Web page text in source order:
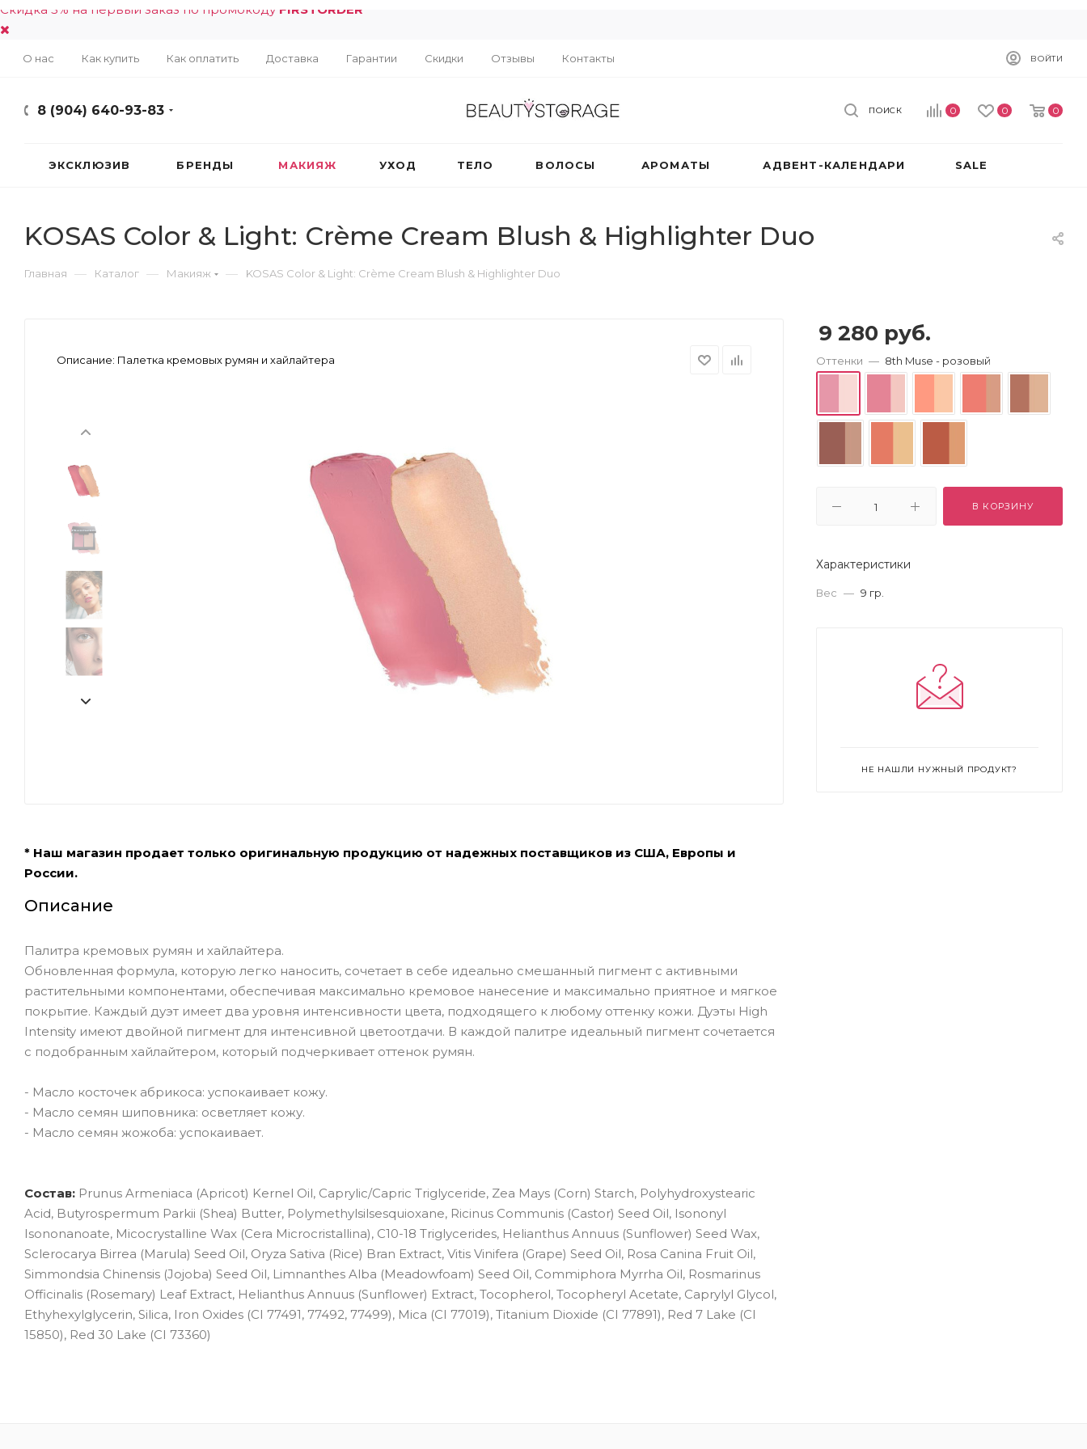
Скидка 5% на первый заказ по промокоду FIRSTORDER
О нас Как купить Как оплатить Доставка Гарантии Скидки Отзывы Контакты ВОЙТИ
8 (904) 640-93-83 0 0 0
ПОИСК
ЭКСКЛЮЗИВ БРЕНДЫ МАКИЯЖ УХОД ТЕЛО ВОЛОСЫ АРОМАТЫ АДВЕНТ-КАЛЕНДАРИ SALE
KOSAS Color & Light: Crème Cream Blush & Highlighter Duo
Главная — Каталог — Макияж — KOSAS Color & Light: Crème Cream Blush & Highlighter Duo
Описание: Палетка кремовых румян и хайлайтера
* Наш магазин продает только оригинальную продукцию от надежных поставщиков из США, Европы и
России.
Описание
Палитра кремовых румян и хайлайтера.
Обновленная формула, которую легко наносить, сочетает в себе идеально смешанный пигмент с активными
растительными компонентами, обеспечивая максимально кремовое нанесение и максимально приятное и мягкое
покрытие. Каждый дуэт имеет два уровня интенсивности цвета, подходящего к любому оттенку кожи. Дуэты High
Intensity имеют двойной пигмент для интенсивной цветоотдачи. В каждой палитре идеальный пигмент сочетается
с подобранным хайлайтером, который подчеркивает оттенок румян.
- Масло косточек абрикоса: успокаивает кожу.
- Масло семян шиповника: осветляет кожу.
- Масло семян жожоба: успокаивает.
Состав: Prunus Armeniaca (Apricot) Kernel Oil, Caprylic/Capric Triglyceride, Zea Mays (Corn) Starch, Polyhydroxystearic
Acid, Butyrospermum Parkii (Shea) Butter, Polymethylsilsesquioxane, Ricinus Communis (Castor) Seed Oil, Isononyl
Isononanoate, Micocrystalline Wax (Cera Microcristallina), C10-18 Triglycerides, Helianthus Annuus (Sunflower) Seed Wax,
Sclerocarya Birrea (Marula) Seed Oil, Oryza Sativa (Rice) Bran Extract, Vitis Vinifera (Grape) Seed Oil, Rosa Canina Fruit Oil,
Simmondsia Chinensis (Jojoba) Seed Oil, Limnanthes Alba (Meadowfoam) Seed Oil, Commiphora Myrrha Oil, Rosmarinus
Officinalis (Rosemary) Leaf Extract, Helianthus Annuus (Sunflower) Extract, Tocopherol, Tocopheryl Acetate, Caprylyl Glycol,
Ethyhexylglycerin, Silica, Iron Oxides (CI 77491, 77492, 77499), Mica (CI 77019), Titanium Dioxide (CI 77891), Red 7 Lake (CI
15850), Red 30 Lake (CI 73360)
9 280 руб.
Оттенки — 8th Muse - розовый
В КОРЗИНУ
Характеристики
Вес — 9 гр.
НЕ НАШЛИ НУЖНЫЙ ПРОДУКТ?